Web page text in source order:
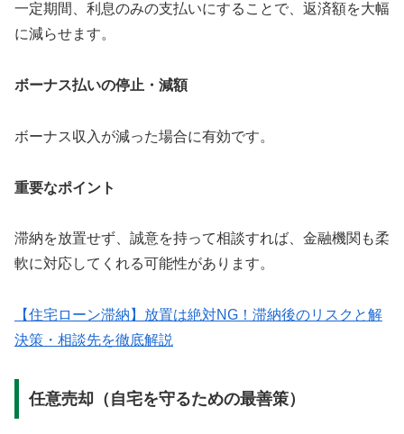
一定期間、利息のみの支払いにすることで、返済額を大幅
に減らせます。
ボーナス払いの停止・減額
ボーナス収入が減った場合に有効です。
重要なポイント
滞納を放置せず、誠意を持って相談すれば、金融機関も柔
軟に対応してくれる可能性があります。
【住宅ローン滞納】放置は絶対NG！滞納後のリスクと解
決策・相談先を徹底解説
任意売却（自宅を守るための最善策）